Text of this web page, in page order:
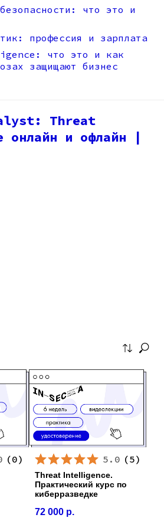
что это и
профессия и зарплата
что это и как
защищают бизнес
Threat
и офлайн |
(0) 5.0 (5)
Threat Intelligence.
Практический курс по
киберразведке
72 000 р.